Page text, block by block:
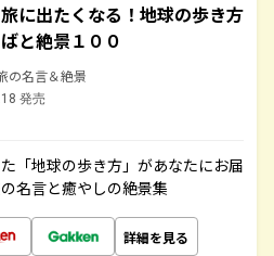
に出たくなる！地球の歩き方
と絶景１００
の名言＆絶景
発売
「地球の歩き方」があなたにお届
名言と癒やしの絶景集
詳細を見る